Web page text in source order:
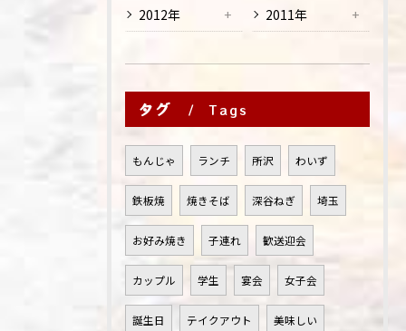
2012年 2011年
タグ Tags
もんじゃ ランチ 所沢 わいず
鉄板焼 焼きそば 深谷ねぎ 埼玉
お好み焼き 子連れ 歓送迎会
カップル 学生 宴会 女子会
誕生日 テイクアウト 美味しい